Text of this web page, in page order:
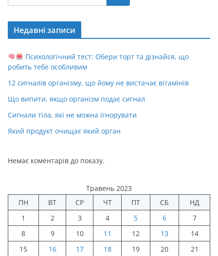
Недавні записи
Психологічний тест: Обери торт та дізнайся, що
робить тебе особливим
12 сигналів організму, що йому не вистачає вітамінів
Що випити, якщо організм подає сигнал
Сигнали тіла, які не можна ігнорувати
Який продукт очищає який орган
Немає коментарів до показу.
Травень 2023
ПН
ВТ СР ЧТ ПТ СБ
НД
1
2 3 4 5 6
7
8
9 10 11 12 13
14
15
16 17 18 19 20
21